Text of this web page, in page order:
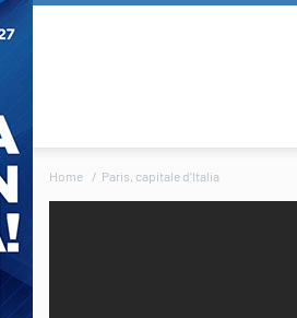
Home Paris, capitale d’Italia